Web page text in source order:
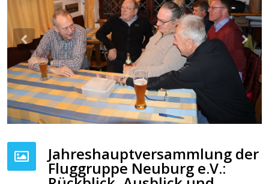
Previous
Jahreshauptversammlung der
Fluggruppe Neuburg e.V.: